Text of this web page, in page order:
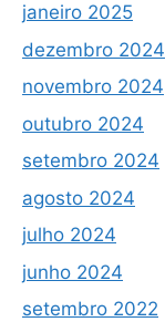
janeiro 2025
dezembro 2024
novembro 2024
outubro 2024
setembro 2024
agosto 2024
julho 2024
junho 2024
setembro 2022